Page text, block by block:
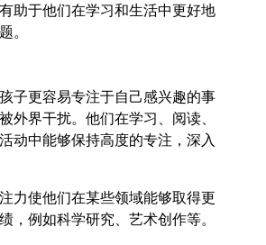
助于他们在学习和生活中更好地
。
子更容易专注于自己感兴趣的事
外界干扰。他们在学习、阅读、
动中能够保持高度的专注，深入
力使他们在某些领域能够取得更
，例如科学研究、艺术创作等。